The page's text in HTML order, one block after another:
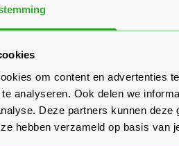
om content en advertenties
analyseren. Ook delen we
Deze partners kunnen
hebben verzameld op basis van